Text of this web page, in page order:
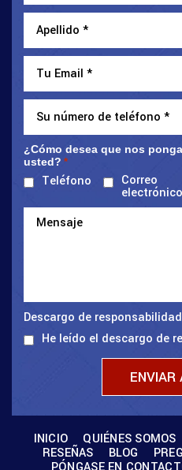
¿Cómo desea que nos
usted? *
Teléfono Correo
electrónico
Descargo de responsabilidad
He leído el descargo de
INICIO QUIÉNES SOMOS
RESEÑAS
BLOG